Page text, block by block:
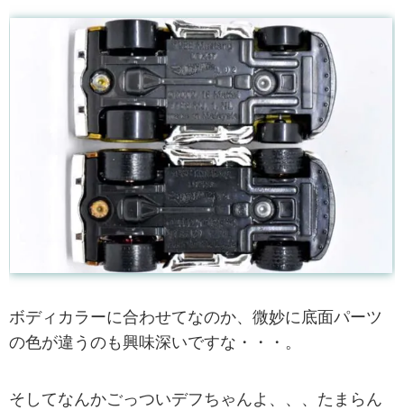
ボディカラーに合わせてなのか、微妙に底面パーツ
の色が違うのも興味深いですな・・・。
そしてなんかごっついデフちゃんよ、、、たまらん